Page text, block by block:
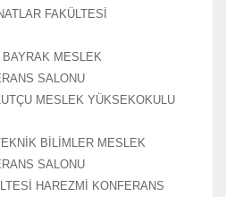
FAKÜLTESİ
MESLEK
SALONU
MESLEK YÜKSEKOKULU
BİLİMLER MESLEK
SALONU
HAREZMİ KONFERANS